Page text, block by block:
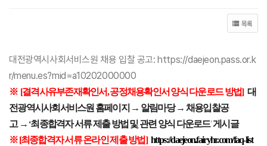
목록
대전광역시사회서비스원 채용 입찰 공고: https://daejeon.pass.or.k
r/menu.es?mid=a10202000000
※ [결격사유부존재확인서,공정채용확인서 양식 다운로드 방법]대
전광역시사회서비스원 홈페이지 → 알림마당→ 채용입찰공
고 → ‘최종합격자 서류 제출 방법 및 관련 양식 다운로드'게시글
※ [최종합격자 서류 온라인 제출 방법] https://daejeon.fairyhr.com/faq-list